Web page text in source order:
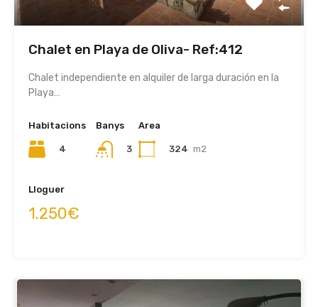
Chalet en Playa de Oliva- Ref:412
Chalet independiente en alquiler de larga duración en la
Playa…
Habitacions
4
Banys
3
Area
324 m2
Lloguer
1.250€